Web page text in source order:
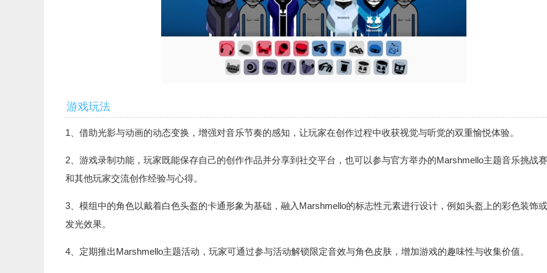
游戏玩法
1、借助光影与动画的动态变换，增强对音乐节奏的感知，让玩家在创作过程中收获视觉与听觉的双重愉悦体验。
2、游戏录制功能，玩家既能保存自己的创作作品并分享到社交平台，也可以参与官方举办的Marshmello主题音乐挑战赛
和其他玩家交流创作经验与心得。
3、模组中的角色以戴着白色头盔的卡通形象为基础，融入Marshmello的标志性元素进行设计，例如头盔上的彩色装饰
发光效果。
4、定期推出Marshmello主题活动，玩家可通过参与活动解锁限定音效与角色皮肤，增加游戏的趣味性与收集价值。